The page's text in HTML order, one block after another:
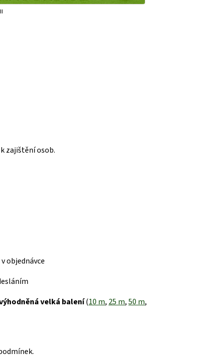
zajištění osob.
objednávce
velká balení(10 m, 25 m,50 m,